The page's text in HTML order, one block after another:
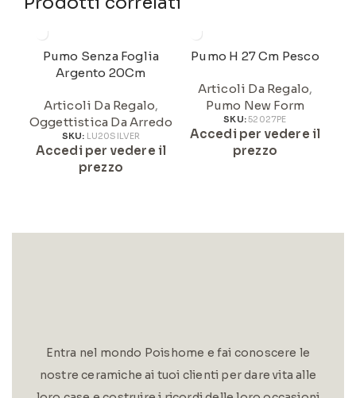
Pumo Senza Foglia
Argento 20Cm
Articoli Da Regalo,
Oggettistica Da Arredo
SKU: LU20SILVER
Accedi per vedere il
prezzo
Pumo H 27 Cm Pesco
Articoli Da Regalo,
Pumo New Form
SKU:52027PE
Accedi per vedere il
prezzo
Entra nel mondo Poishome e fai conoscere le
nostre ceramiche ai tuoi clienti per dare vita alle